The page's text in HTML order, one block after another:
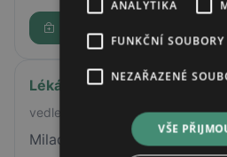
Lékárna Hradčanská
vedle Delmartu
Milady Horákové 116/109,
ANALYTIKA
FUNKČNÍ SOUBORY
NEZAŘAZENÉ
VŠE